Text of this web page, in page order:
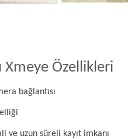
Xmeye Özellikleri
bağlantısı
ve uzun süreli kayıt imkanı